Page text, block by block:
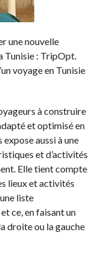
une nouvelle
Tunisie : TripOpt.
voyage en Tunisie
à construire
et optimisé en
aussi à une
et d’activités
Elle tient compte
lieux et activités
liste
ce, en faisant un
droite ou la gauche